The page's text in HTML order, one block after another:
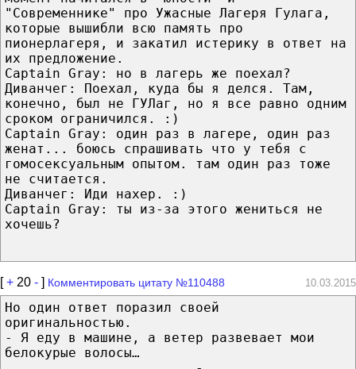
"Современнике" про Ужасные Лагеря Гулага,
которые вышибли всю память про
пионерлагеря, и закатил истерику в ответ на
их предложение.
Captain Gray: но в лагерь же поехал?
Диванчег: Поехал, куда бы я делся. Там,
конечно, был не ГУЛаг, но я все равно одним
сроком ограничился. :)
Captain Gray: один раз в лагере, один раз
женат... боюсь спрашивать что у тебя с
гомосексуальным опытом. там один раз тоже
не считается.
Диванчег: Иди нахер. :)
Captain Gray: ты из-за этого жениться не
хочешь?
[+ 20 - ] Комментировать цитату №110488 10.03.2015
Но один ответ поразил своей
оригинальностью.
- Я еду в машине, а ветер развевает мои
белокурые волосы…